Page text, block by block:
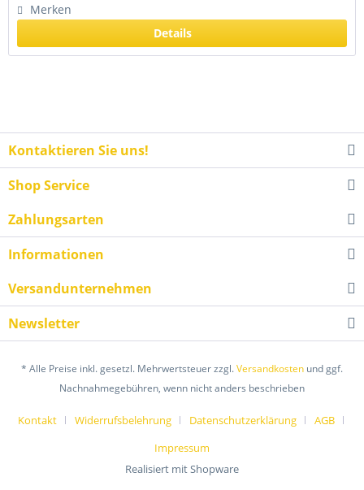
Merken
Details
Kontaktieren Sie uns!
Shop Service
Zahlungsarten
Informationen
Versandunternehmen
Newsletter
* Alle Preise inkl. gesetzl. Mehrwertsteuer zzgl.Versandkosten und ggf.
Nachnahmegebühren, wenn nicht anders beschrieben
Kontakt Widerrufsbelehrung Datenschutzerklärung
AGB
Impressum
Realisiert mit Shopware